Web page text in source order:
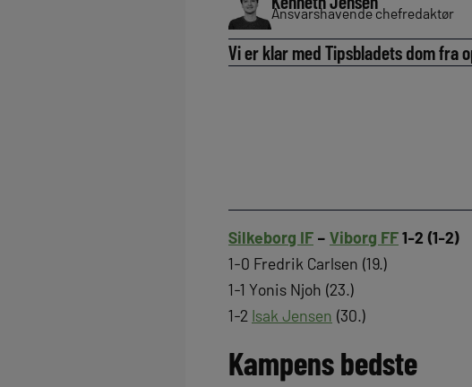
Ansvarshavende chefredaktør
Vi er klar med Tipsbladets dom fra
Silkeborg IF – Viborg FF1-2 (1-2)
1-0 Fredrik Carlsen (19.)
1-1 Yonis Njoh (23.)
1-2 Isak Jensen (30.)
Kampens bedste